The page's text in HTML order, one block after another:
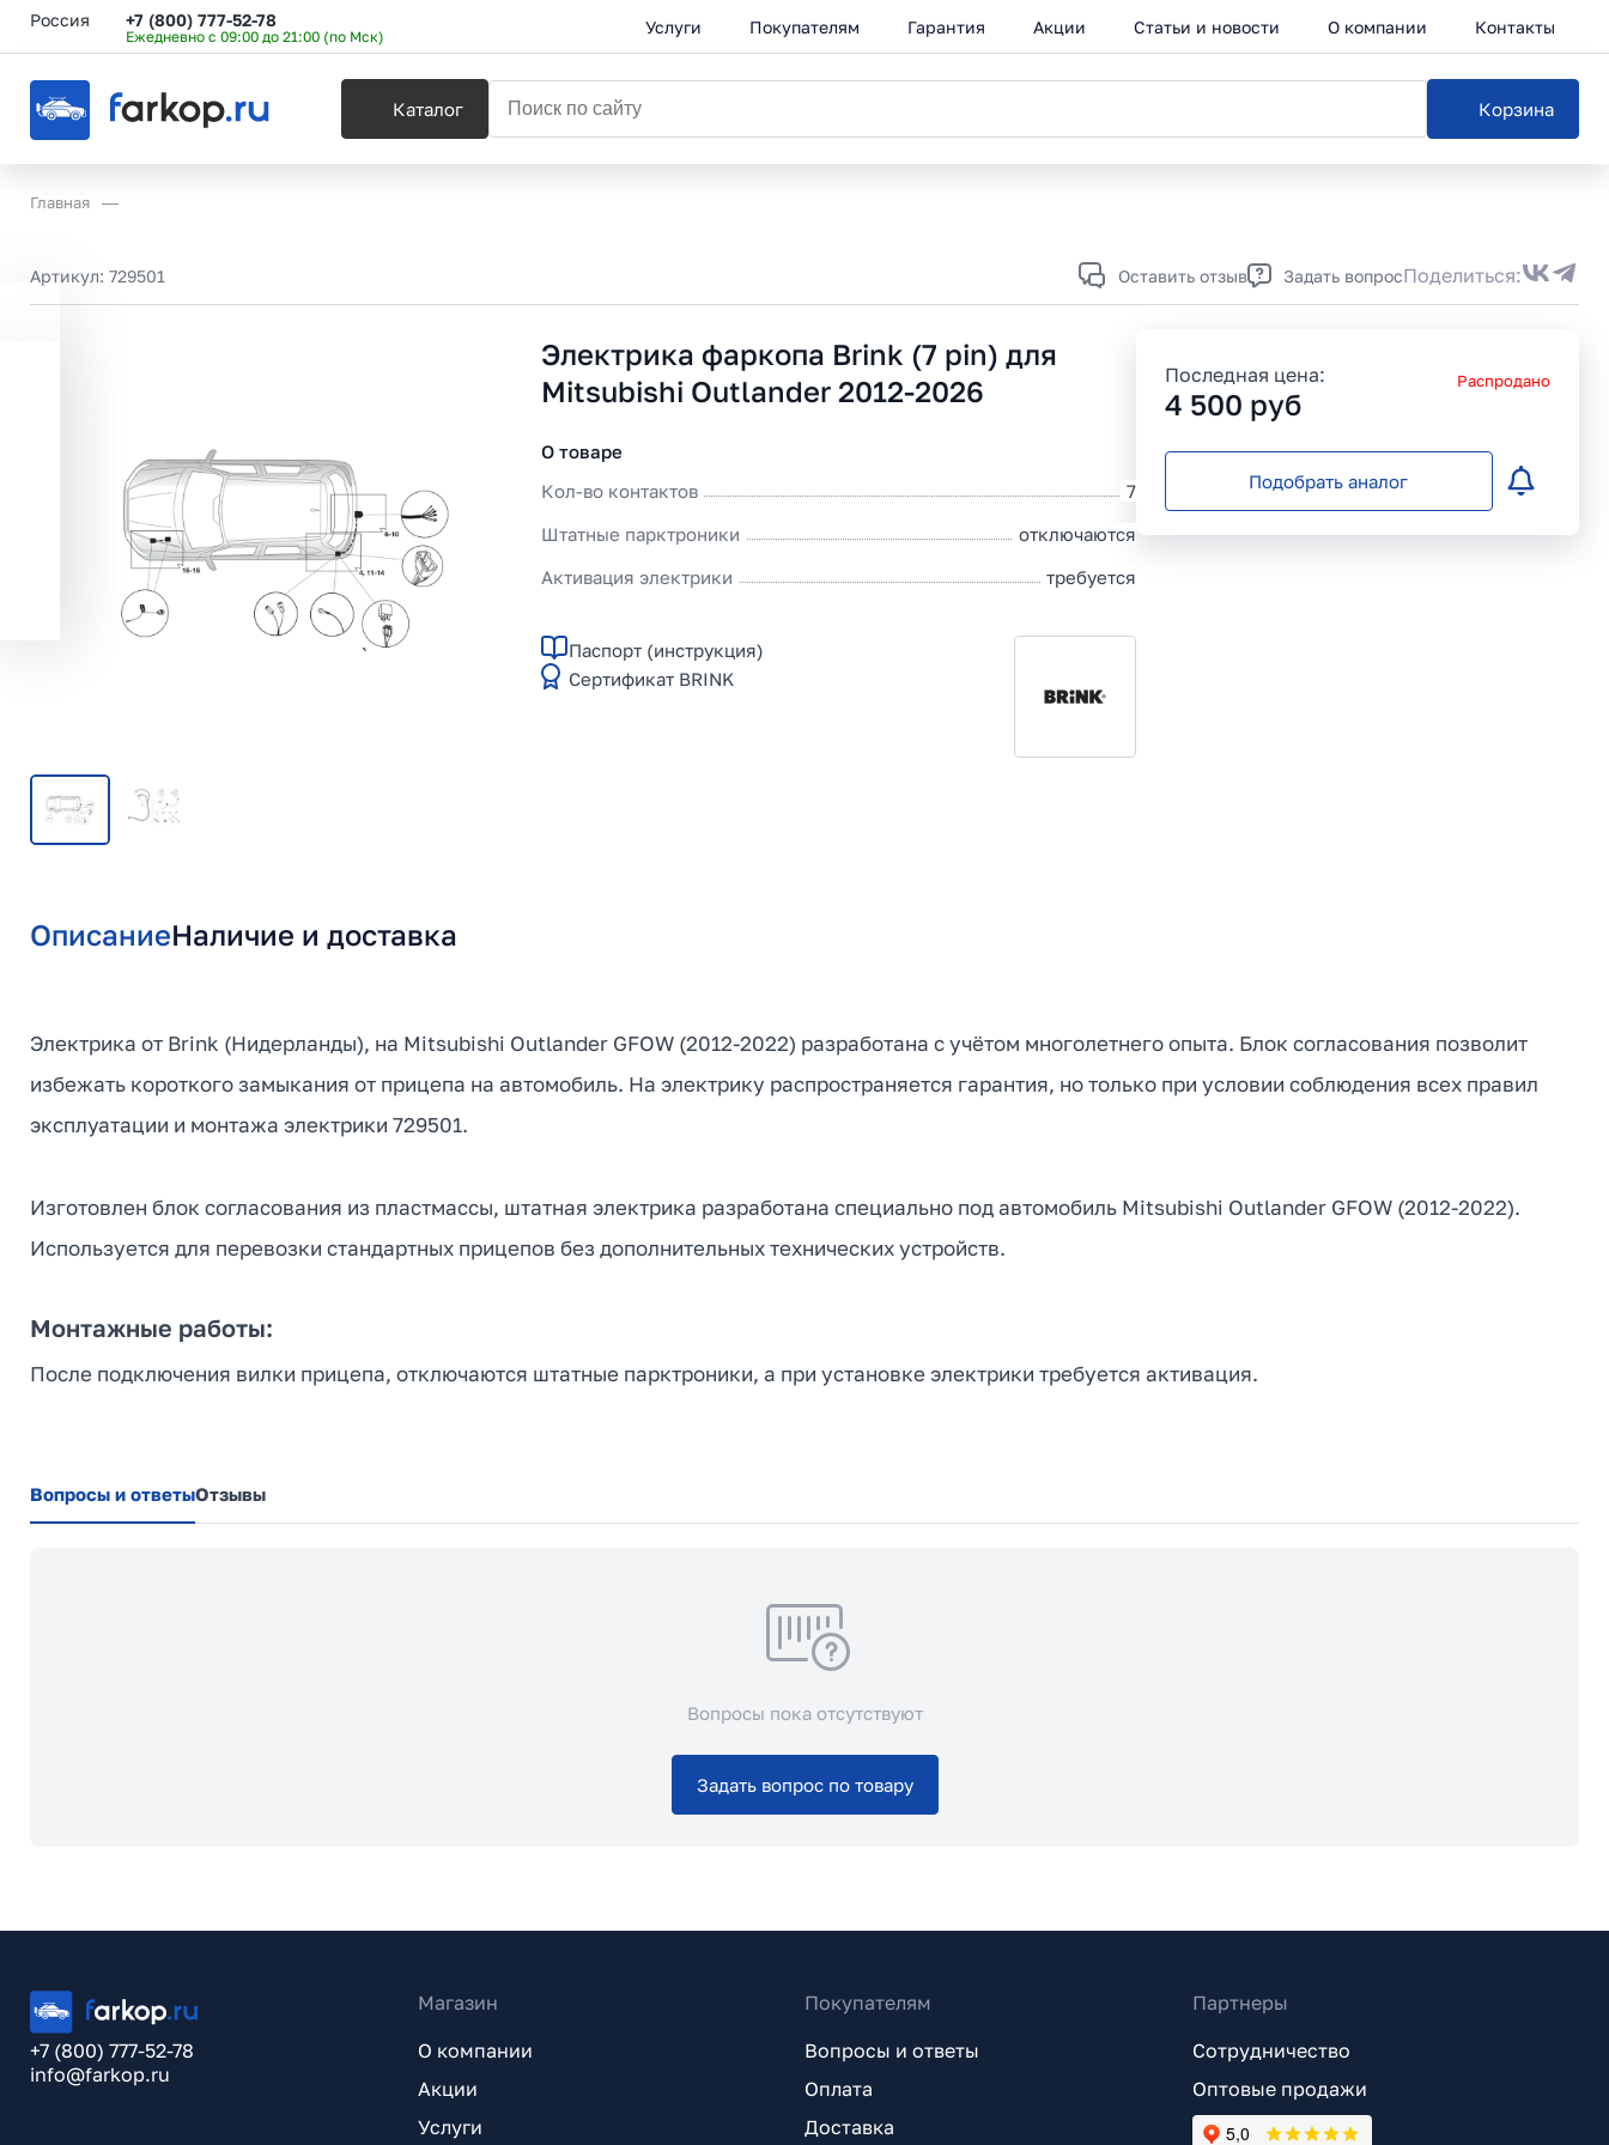
Россия +7 (800) 777-52-78
Ежедневно с 09:00 до 21:00 (по Мск) Услуги Покупателям Гарантия Акции Статьи и новости О компании Контакты
Каталог Корзина
Главная
Артикул: 729501 Оставить отзыв Задать вопросПоделиться:
Электрика фаркопа Brink (7 pin) для
Mitsubishi Outlander 2012-2026
О товаре
Кол-во контактов
7
Штатные парктроники
отключаются
Активация электрики
требуется
Паспорт (инструкция)
Сертификат BRINK
Последная цена:
4 500 руб
Распродано
Подобрать аналог
ОписаниеНаличие и доставка
Электрика от Brink (Нидерланды), на Mitsubishi Outlander GFOW (2012-2022) разработана с учётом многолетнего опыта. Блок согласования позволит
избежать короткого замыкания от прицепа на автомобиль. На электрику распространяется гарантия, но только при условии соблюдения всех правил
эксплуатации и монтажа электрики 729501.
Изготовлен блок согласования из пластмассы, штатная электрика разработана специально под автомобиль Mitsubishi Outlander GFOW (2012-2022).
Используется для перевозки стандартных прицепов без дополнительных технических устройств.
Монтажные работы:
После подключения вилки прицепа, отключаются штатные парктроники, а при установке электрики требуется активация.
Вопросы и ответыОтзывы
Вопросы пока отсутствуют
Задать вопрос по товару
+7 (800) 777-52-78
info@farkop.ru
Магазин
О компании
Акции
Услуги
Покупателям
Вопросы и ответы
Оплата
Доставка
Партнеры
Сотрудничество
Оптовые продажи